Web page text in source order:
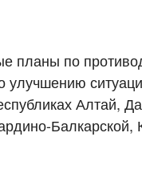
планы по
Алтай,
Балкарской,